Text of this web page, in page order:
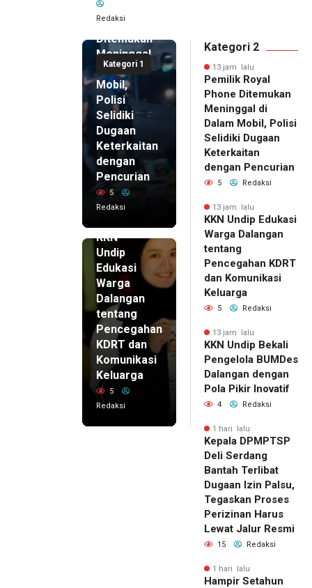
Redaksi
Kategori 1
Royal
Phone
Ditemukan
Meninggal
di Dalam
Mobil,
Polisi
Selidiki
Dugaan
Keterkaitan
dengan
Pencurian
5
Redaksi
KKN
Undip
Edukasi
Warga
Dalangan
tentang
Pencegahan
KDRT dan
Komunikasi
Keluarga
5
Redaksi
Kategori 2
13 jam lalu
Pemilik Royal
Phone Ditemukan
Meninggal di
Dalam Mobil, Polisi
Selidiki Dugaan
Keterkaitan
dengan Pencurian
5 Redaksi
13 jam lalu
KKN Undip Edukasi
Warga Dalangan
tentang
Pencegahan KDRT
dan Komunikasi
Keluarga
5 Redaksi
13 jam lalu
KKN Undip Bekali
Pengelola BUMDes
Dalangan dengan
Pola Pikir Inovatif
4 Redaksi
1 hari lalu
Kepala DPMPTSP
Deli Serdang
Bantah Terlibat
Dugaan Izin Palsu,
Tegaskan Proses
Perizinan Harus
Lewat Jalur Resmi
15 Redaksi
1 hari lalu
Hampir Setahun